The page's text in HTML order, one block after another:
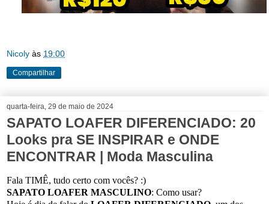
Nicoly às 19:00
Compartilhar
quarta-feira, 29 de maio de 2024
SAPATO LOAFER DIFERENCIADO: 20
Looks pra SE INSPIRAR e ONDE
ENCONTRAR | Moda Masculina
Fala TIMÊ, tudo certo com vocês? :)
SAPATO LOAFER MASCULINO: Como usar?